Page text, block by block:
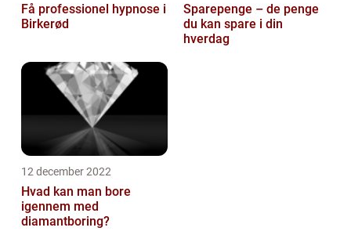
Få professionel hypnose i
Birkerød
Sparepenge – de penge
du kan spare i din
hverdag
12 december 2022
Hvad kan man bore
igennem med
diamantboring?